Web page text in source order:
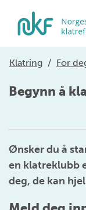
Klatring / For
Begynn å
Ønsker du å
en klatreklubb
deg, de kan